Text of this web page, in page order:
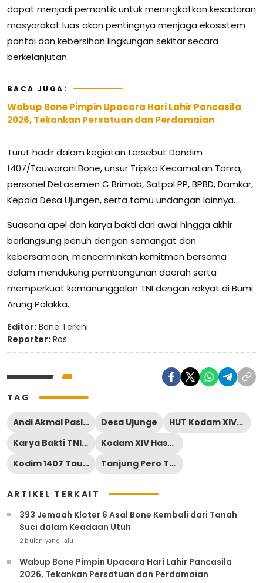
dapat menjadi pemantik untuk meningkatkan kesadaran
masyarakat luas akan pentingnya menjaga ekosistem
pantai dan kebersihan lingkungan sekitar secara
berkelanjutan.
BACA JUGA:
Wabup Bone Pimpin Upacara Hari Lahir Pancasila
2026, Tekankan Persatuan dan Perdamaian
Turut hadir dalam kegiatan tersebut Dandim
1407/Tauwarani Bone, unsur Tripika Kecamatan Tonra,
personel Detasemen C Brimob, Satpol PP, BPBD, Damkar,
Kepala Desa Ujungen, serta tamu undangan lainnya.
Suasana apel dan karya bakti dari awal hingga akhir
berlangsung penuh dengan semangat dan
kebersamaan, mencerminkan komitmen bersama
dalam mendukung pembangunan daerah serta
memperkuat kemanunggalan TNI dengan rakyat di Bumi
Arung Palakka.
Editor: Bone Terkini
Reporter: Ros
TAG
Andi Akmal Pasluddin Desa Ujunge
HUT Kodam XIV/Hasanuddin ke-69
Karya Bakti TNI Bone
Kodam XIV Hasanuddin
Kodim 1407 Tauwarani
Tanjung Pero Tonra
ARTIKEL TERKAIT
393 Jemaah Kloter 6 Asal Bone Kembali dari Tanah
Suci dalam Keadaan Utuh
2 bulan yang lalu
Wabup Bone Pimpin Upacara Hari Lahir Pancasila
2026, Tekankan Persatuan dan Perdamaian